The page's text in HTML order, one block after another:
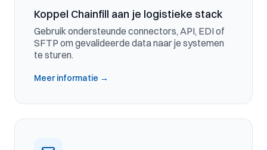
Koppel Chainfill aan je logistieke stack
Gebruik ondersteunde connectors, API, EDI of
SFTP om gevalideerde data naar je systemen
te sturen.
Meer informatie →